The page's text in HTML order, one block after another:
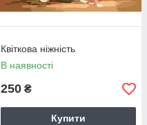
Квіткова ніжність
В наявності
250 ₴
Купити